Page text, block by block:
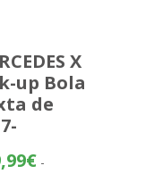
X
up Bola
de
€ -